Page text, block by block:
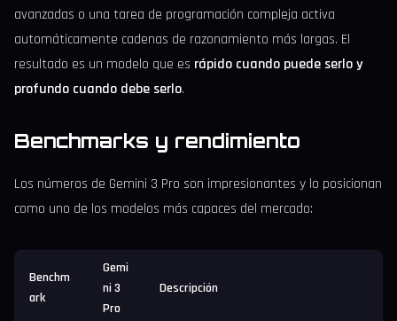
avanzadas o una tarea de programación compleja activa
automáticamente cadenas de razonamiento más largas. El
resultado es un modelo que es rápido cuando puede serlo y
profundo cuando debe serlo.
Benchmarks y rendimiento
Los números de Gemini 3 Pro son impresionantes y lo posicionan
como uno de los modelos más capaces del mercado:
Benchm
ark
Gemi
ni 3
Pro
Descripción